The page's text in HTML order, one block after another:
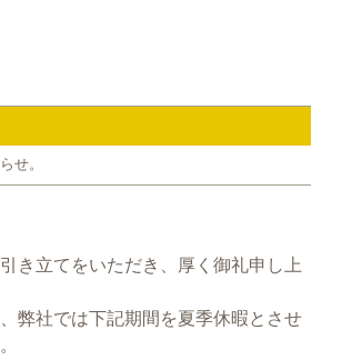
せ。
き立てをいただき、厚く御礼申し上
弊社では下記期間を夏季休暇とさせ